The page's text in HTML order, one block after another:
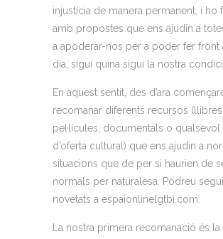
injustícia de manera permanent, i ho
amb propostes que ens ajudin a
a apoderar-nos per a poder fer front
dia, sigui quina sigui la nostra
En aquest sentit, des d’ara
recomanar diferents recursos
pel·lícules, documentals o qualsevol
d’oferta cultural) que ens ajudin a
situacions que de per si haurien de
normals per naturalesa. Podreu
novetats a espaionlinelgtbi.com.
La nostra primera recomanació és la